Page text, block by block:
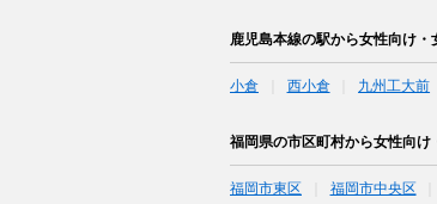
鹿児島本線の駅から女性向け
小倉 西小倉 九州工大前
福岡県の市区町村から女性向
福岡市東区 福岡市中央区